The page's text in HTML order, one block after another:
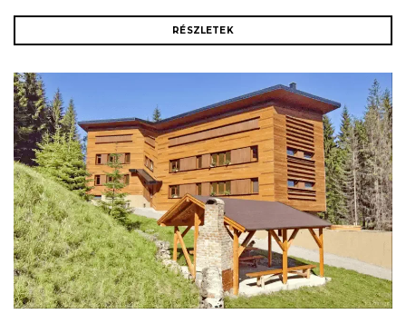
RÉSZLETEK